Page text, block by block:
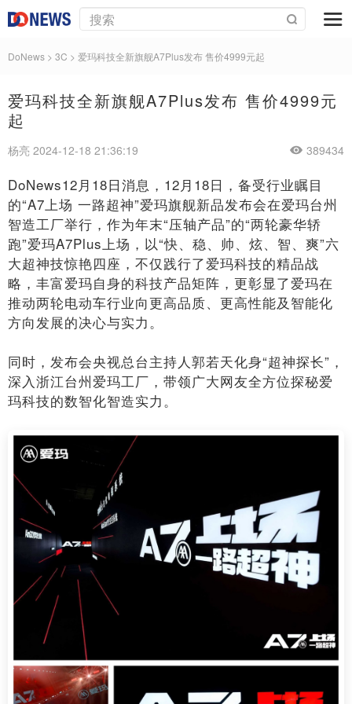
DoNews > 3C > 爱玛科技全新旗舰A7Plus发布 售价4999元起
爱玛科技全新旗舰A7Plus发布 售价4999元
起
杨亮 2024-12-18 21:36:19 389434
DoNews12月18日消息，12月18日，备受行业瞩目
的“A7上场 一路超神”爱玛旗舰新品发布会在爱玛台州
智造工厂举行，作为年末“压轴产品”的“两轮豪华轿
跑”爱玛A7Plus上场，以“快、稳、帅、炫、智、爽”六
大超神技惊艳四座，不仅践行了爱玛科技的精品战
略，丰富爱玛自身的科技产品矩阵，更彰显了爱玛在
推动两轮电动车行业向更高品质、更高性能及智能化
方向发展的决心与实力。
同时，发布会央视总台主持人郭若天化身“超神探长”，
深入浙江台州爱玛工厂，带领广大网友全方位探秘爱
玛科技的数智化智造实力。